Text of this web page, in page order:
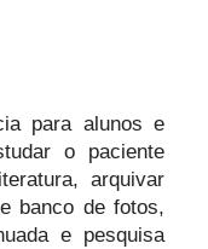
para alunos e
o paciente
arquivar
banco de fotos,
e pesquisa